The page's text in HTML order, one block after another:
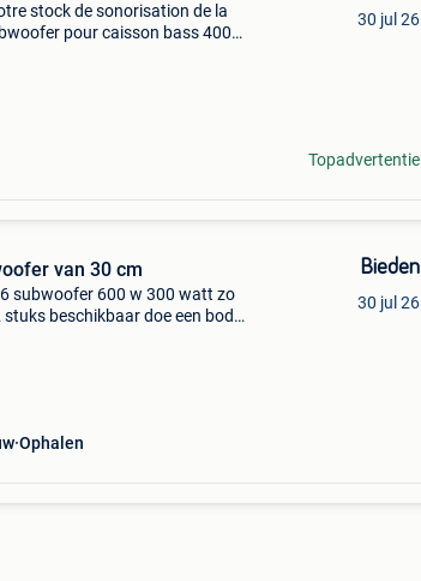
stock de sonorisation de la
pour caisson bass 400
30 jul 26
Topadvertentie
van 30 cm
subwoofer 600 w 300 watt zo
beschikbaar doe een bod
Ophalen
Bieden
30 jul 26